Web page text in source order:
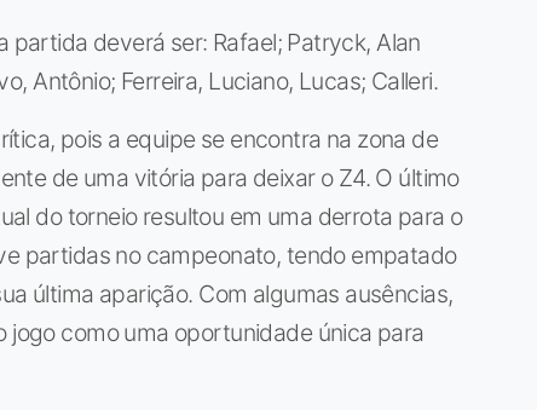
partida deverá ser: Rafael; Patryck, Alan
Antônio; Ferreira, Luciano, Lucas; Calleri.
pois a equipe se encontra na zona de
de uma vitória para deixar o Z4. O último
do torneio resultou em uma derrota para o
partidas no campeonato, tendo empatado
última aparição. Com algumas ausências,
jogo como uma oportunidade única para